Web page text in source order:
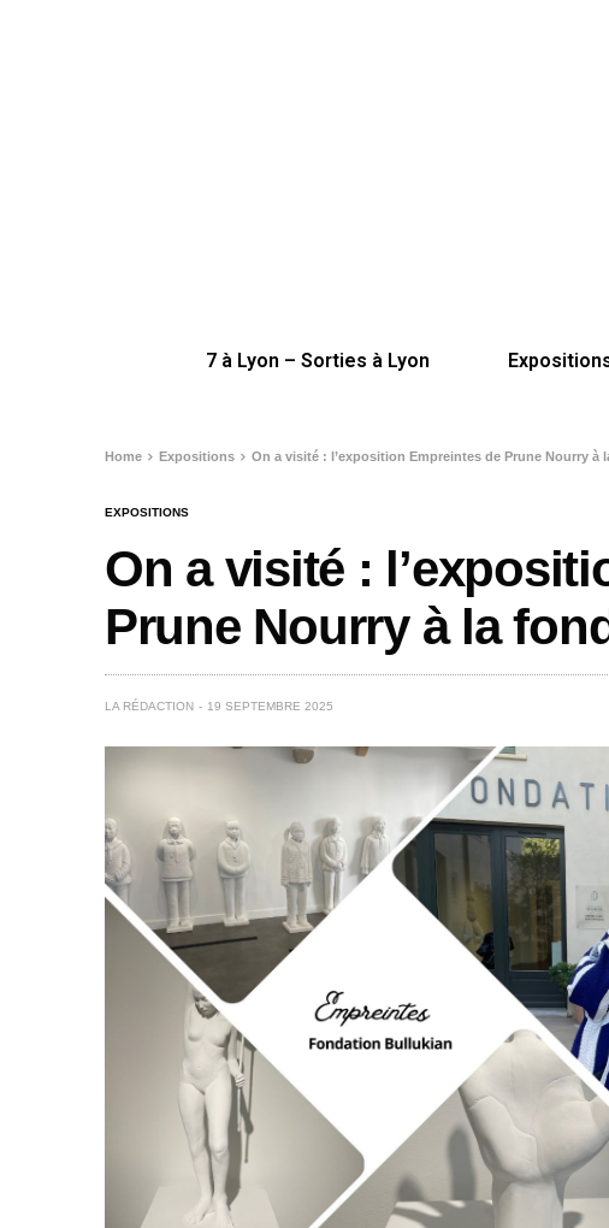
7 à Lyon – Sorties à Lyon
Home Expositions On a visité : l’exposition Empreintes de Prune Nourry
EXPOSITIONS
On a visité :
Prune Nourry à la
LA RÉDACTION 19 SEPTEMBRE 2025